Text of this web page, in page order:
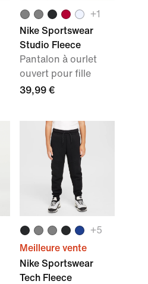
+1
Nike Sportswear
Studio Fleece
Pantalon à ourlet
ouvert pour fille
39,99 €
+5
Meilleure vente
Nike Sportswear
Tech Fleece